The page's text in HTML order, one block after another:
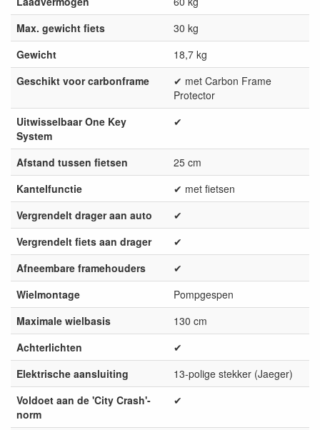
Max. gewicht fiets
30 kg
Gewicht
18,7 kg
Geschikt voor carbonframe
✔ met Carbon Frame
Protector
Uitwisselbaar One Key
System
✔
Afstand tussen fietsen
25 cm
Kantelfunctie
✔ met fietsen
Vergrendelt drager aan auto
✔
Vergrendelt fiets aan drager
✔
Afneembare framehouders
✔
Wielmontage
Pompgespen
Maximale wielbasis
130 cm
Achterlichten
✔
Elektrische aansluiting
13-polige stekker (Jaeger)
Voldoet aan de 'City Crash'-
norm
✔